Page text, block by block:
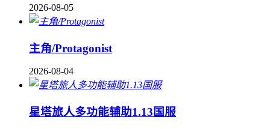
2026-08-05
主角/Protagonist
2026-08-04
星塔旅人多功能辅助1.13国服